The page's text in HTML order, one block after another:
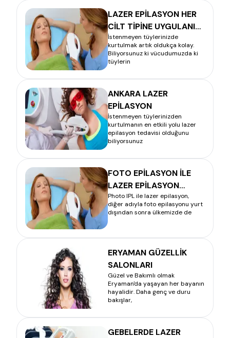
LAZER EPİLASYON HER
CİLT TİPİNE UYGULANIR
MI?
İstenmeyen tüylerinizde
kurtulmak artık oldukça kolay.
Biliyorsunuz ki vücudumuzda ki
tüylerin
ANKARA LAZER
EPİLASYON
İstenmeyen tüylerinizden
kurtulmanın en etkili yolu lazer
epilasyon tedavisi olduğunu
biliyorsunuz
FOTO EPİLASYON İLE
LAZER EPİLASYON
ARASINDA NE FARK
VARDIR?
Photo IPL ile lazer epilasyon,
diğer adıyla foto epilasyonu yurt
dışından sonra ülkemizde de
ERYAMAN GÜZELLİK
SALONLARI
Güzel ve Bakımlı olmak
Eryaman'da yaşayan her bayanın
hayalidir. Daha genç ve duru
bakışlar,
GEBELERDE LAZER